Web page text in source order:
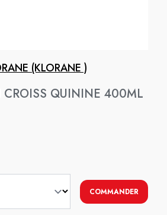
(KLORANE )
CROISS QUININE 400ML
COMMANDER